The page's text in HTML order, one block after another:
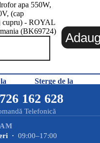
apa 550W,
(cap
cupru) - ROYAL
(BK69724)
Șterge de la
162 628
Telefonică
· 09:00–17:00